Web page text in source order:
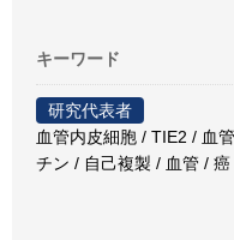
キーワード
研究代表者
血管内皮細胞 / TIE2 / 血
チン / 自己複製 / 血管 /